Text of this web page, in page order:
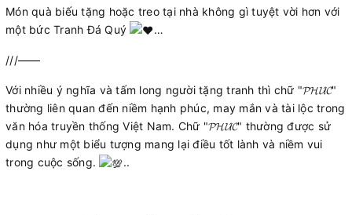
Món quà biếu tặng hoặc treo tại nhà không gì tuyệt vời hơn với
một bức Tranh Đá Quý
…
///——
Với nhiều ý nghĩa và tấm long người tặng tranh thì chữ "𝓟𝓗𝓤́𝓒"
thường liên quan đến niềm hạnh phúc, may mắn và tài lộc trong
văn hóa truyền thống Việt Nam. Chữ "𝓟𝓗𝓤́𝓒" thường được sử
dụng như một biểu tượng mang lại điều tốt lành và niềm vui
trong cuộc sống.
..